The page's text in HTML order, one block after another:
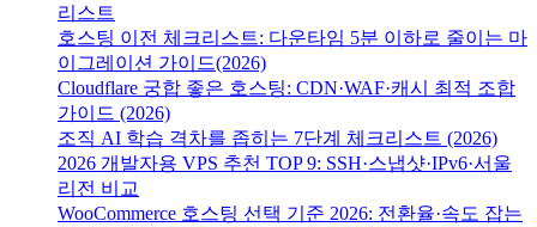
리스트
호스팅 이전 체크리스트: 다운타임 5분 이하로 줄이는 마
이그레이션 가이드(2026)
Cloudflare 궁합 좋은 호스팅: CDN·WAF·캐시 최적 조합
가이드 (2026)
조직 AI 학습 격차를 좁히는 7단계 체크리스트 (2026)
2026 개발자용 VPS 추천 TOP 9: SSH·스냅샷·IPv6·서울
리전 비교
WooCommerce 호스팅 선택 기준 2026: 전환율·속도 잡는